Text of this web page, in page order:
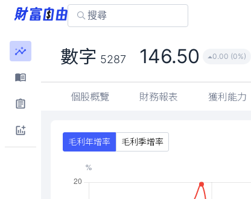
數字 5287 146.50 0.00 (0%)
個股概覽 財務報表 獲利能力
毛利年增率 毛利季增率